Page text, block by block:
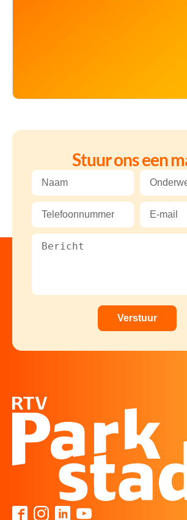
Stuur ons een